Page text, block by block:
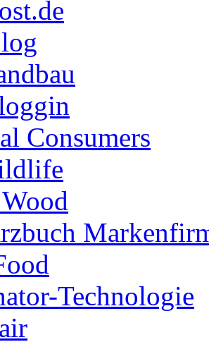
Consumers
Technologie